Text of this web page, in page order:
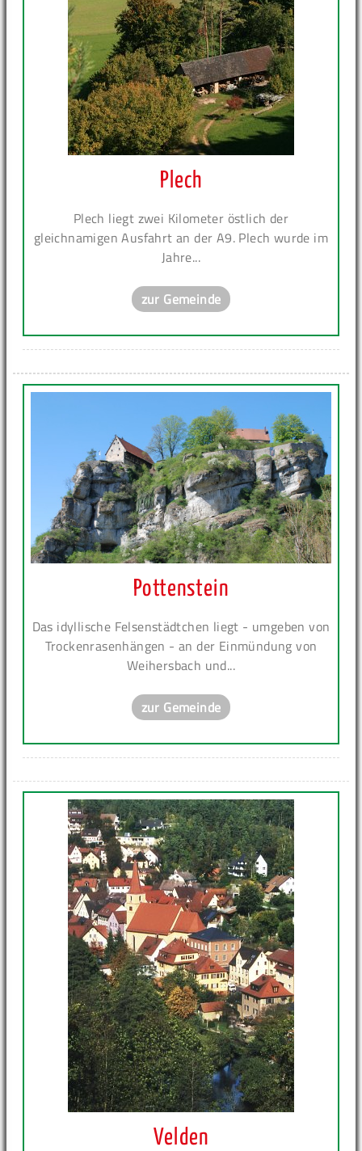
Plech
Plech liegt zwei Kilometer östlich der
gleichnamigen Ausfahrt an der A9. Plech wurde im
Jahre...
zur Gemeinde
Pottenstein
Das idyllische Felsenstädtchen liegt - umgeben von
Trockenrasenhängen - an der Einmündung von
Weihersbach und...
zur Gemeinde
Velden